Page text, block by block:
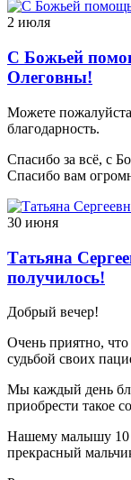
2 июля
С Божьей
Олеговны!
Можете
благодарность.
Спасибо за всё, с
Спасибо вам
30 июня
Татьяна
получилось!
Добрый вечер!
Очень приятно,
судьбой своих
Мы каждый день
приобрести такое
Нашему малышу 10
прекрасный